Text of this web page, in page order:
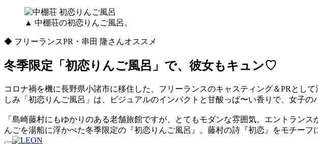
▲ 中棚荘の初恋りんご風呂。
◆ フリーランスPR・串田 隆さんオススメ
冬季限定「初恋りんご風呂」で、彼女もキュン♡
コロナ禍を機に長野県小諸市に移住した、フリーランスのキャスティング＆PRとし
しみ「初恋りんご風呂」は、ビジュアルのインパクトと甘酸っぱ〜い香りで、女子の
「島崎藤村にもゆかりのある老舗旅館ですが、とてもモダンな雰囲気。エントラン
んごを湯船に浮かべた冬季限定の『初恋りんご風呂』。藤村の詩『初恋』をモチーフ